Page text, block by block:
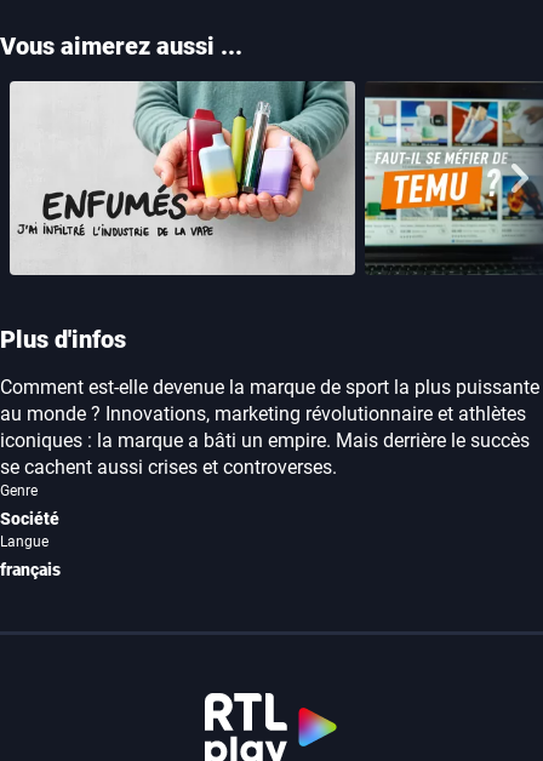
Vous aimerez aussi ...
Enfumés, j'ai infiltré l'industrie de la
vape
Qu’est-ce qui
Plus d'infos
Comment est-elle devenue la marque de sport la plus puissante
au monde ? Innovations, marketing révolutionnaire et athlètes
iconiques : la marque a bâti un empire. Mais derrière le succès
se cachent aussi crises et controverses.
Genre
Société
Langue
français